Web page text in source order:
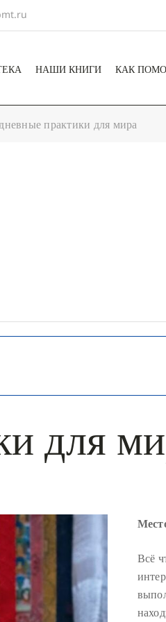
НАШИ КНИГИ КАК
практики для мира
для
Всё